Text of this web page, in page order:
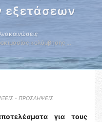
εξετάσεων
κολύμβησης …
- ΠΡΟΣΛΗΨΕΙΣ
για τους